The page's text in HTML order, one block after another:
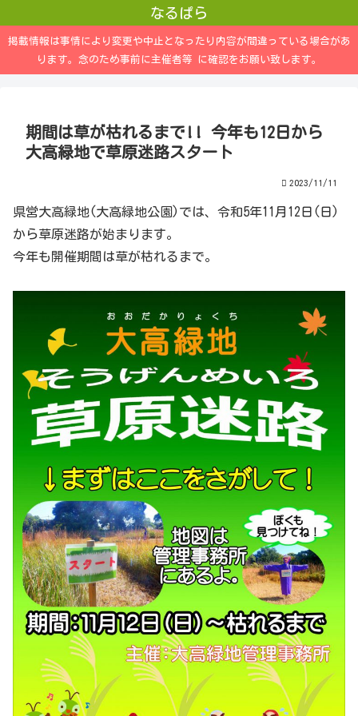
なるぱら
掲載情報は事情により変更や中止となったり内容が間違っている場合があ
ります。念のため事前に主催者等 に確認をお願い致します。
期間は草が枯れるまで!! 今年も12日から
大高緑地で草原迷路スタート
2023/11/11
県営大高緑地(大高緑地公園)では、令和5年11月12日(日)
から草原迷路が始まります。
今年も開催期間は草が枯れるまで。